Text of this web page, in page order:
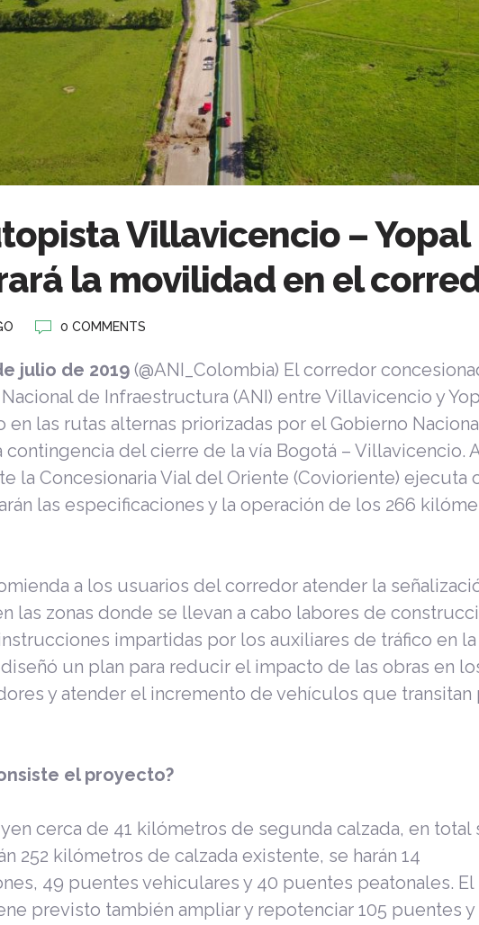
Villavicencio – Yopal
la movilidad en el
0 COMMENTS
julio de 2019 (@ANI_Colombia) El corredor
de Infraestructura (ANI) entre Villavicencio y
en las rutas alternas priorizadas por el Gobierno
contingencia del cierre de la vía Bogotá – Villavicencio.
la Concesionaria Vial del Oriente (Covioriente) ejecuta
las especificaciones y la operación de los 266
a los usuarios del corredor atender la
las zonas donde se llevan a cabo labores de
impartidas por los auxiliares de tráfico en la
un plan para reducir el impacto de las obras en
y atender el incremento de vehículos que transitan
el proyecto?
cerca de 41 kilómetros de segunda calzada, en total
252 kilómetros de calzada existente, se harán 14
49 puentes vehiculares y 40 puentes peatonales. El
previsto también ampliar y repotenciar 105 puentes y